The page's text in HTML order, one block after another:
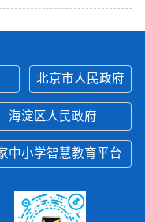
北京市人民政府
海淀区人民政府
中小学智慧教育平台